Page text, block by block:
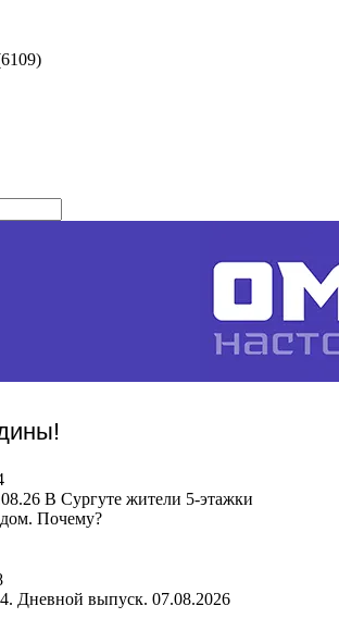
В Сургуте жители 5-этажки
дом. Почему?
Дневной выпуск. 07.08.2026